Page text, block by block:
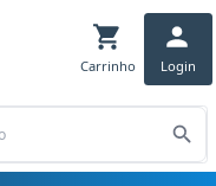
Carrinho Login